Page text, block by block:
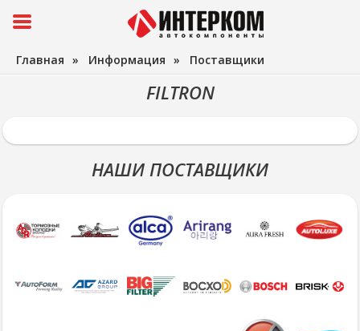
Главная » Информация » Поставщики
FILTRON
НАШИ ПОСТАВЩИКИ